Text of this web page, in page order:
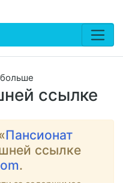
ссылке
Пансионат
ссылке
.